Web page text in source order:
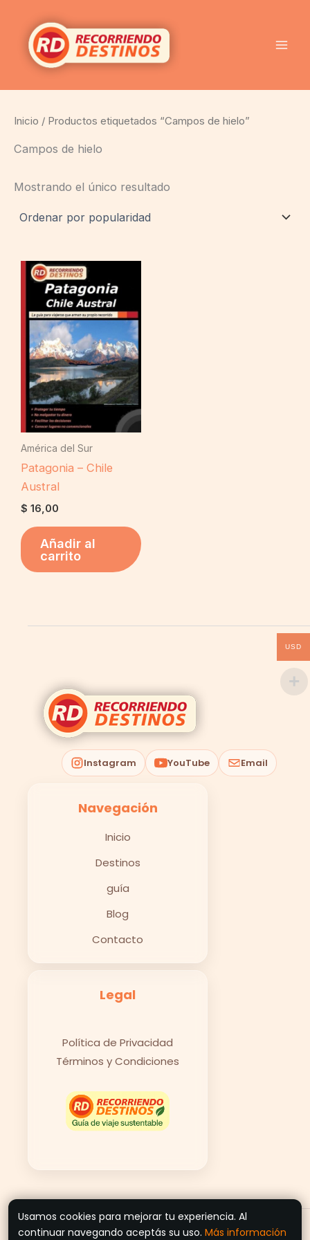
contenido
Inicio / Productos etiquetados “Campos de hielo”
Campos de hielo
Mostrando el único resultado
América del Sur
Patagonia – Chile
Austral
$ 16,00
Añadir al
carrito
Instagram YouTube Email
Navegación
Inicio
Destinos
guía
Blog
Contacto
Legal
Política de Privacidad
Términos y Condiciones
© 2026 Recorriendo Destinos
USD
Usamos cookies para mejorar tu experiencia. Al
continuar navegando aceptás su uso. Más información